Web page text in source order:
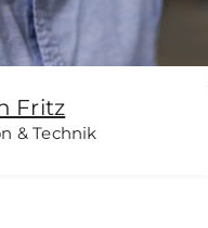
Fritz
& Tech­nik